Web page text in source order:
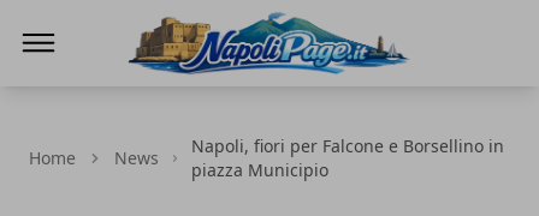
Home News
Napoli, fiori per Falcone e Borsellino in
piazza Municipio